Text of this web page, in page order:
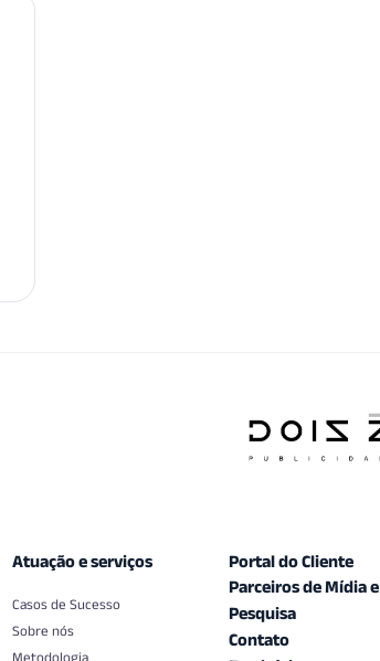
Atuação e serviços
Casos de Sucesso
Sobre nós
Metodologia
Portal do Cliente
Parceiros de Mídia e
Pesquisa
Contato